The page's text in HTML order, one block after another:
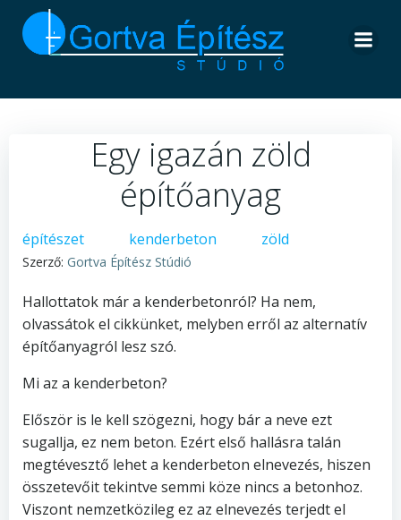
to
content
Egy igazán zöld
építőanyag
építészet kenderbeton zöld
Szerző: Gortva Építész Stúdió
Hallottatok már a kenderbetonról? Ha nem,
olvassátok el cikkünket, melyben erről az alternatív
építőanyagról lesz szó.
Mi az a kenderbeton?
Először is le kell szögezni, hogy bár a neve ezt
sugallja, ez nem beton. Ezért első hallásra talán
megtévesztő lehet a kenderbeton elnevezés, hiszen
összetevőit tekintve semmi köze nincs a betonhoz.
Viszont nemzetközileg ez az elnevezés terjedt el